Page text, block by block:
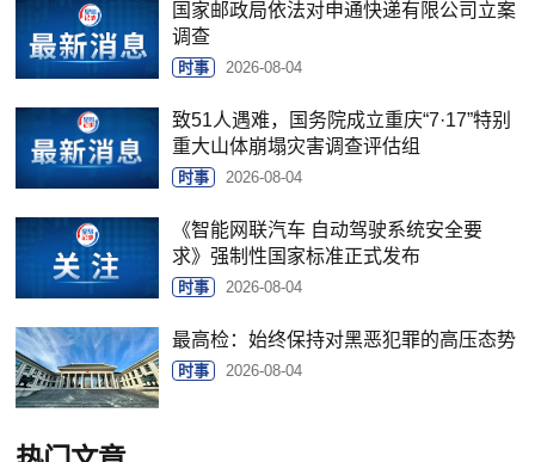
国家邮政局依法对申通快递有限公司立案
调查
时事 2026-08-04
致51人遇难，国务院成立重庆“7·17”特别
重大山体崩塌灾害调查评估组
时事 2026-08-04
《智能网联汽车 自动驾驶系统安全要
求》强制性国家标准正式发布
时事 2026-08-04
最高检：始终保持对黑恶犯罪的高压态势
时事 2026-08-04